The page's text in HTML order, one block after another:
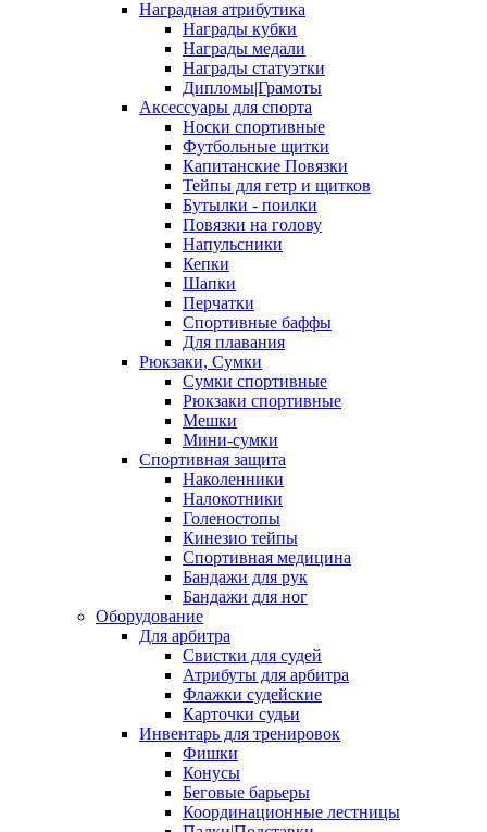
Наградная атрибутика
Награды кубки
Награды медали
Награды статуэтки
Дипломы|Грамоты
Аксессуары для спорта
Носки спортивные
Футбольные щитки
Капитанские Повязки
Тейпы для гетр и щитков
Бутылки - поилки
Повязки на голову
Напульсники
Кепки
Шапки
Перчатки
Спортивные баффы
Для плавания
Рюкзаки, Сумки
Сумки спортивные
Рюкзаки спортивные
Мешки
Мини-сумки
Спортивная защита
Наколенники
Налокотники
Голеностопы
Кинезио тейпы
Спортивная медицина
Бандажи для рук
Бандажи для ног
Оборудование
Для арбитра
Свистки для судей
Атрибуты для арбитра
Флажки судейские
Карточки судьи
Инвентарь для тренировок
Фишки
Конусы
Беговые барьеры
Координационные лестницы